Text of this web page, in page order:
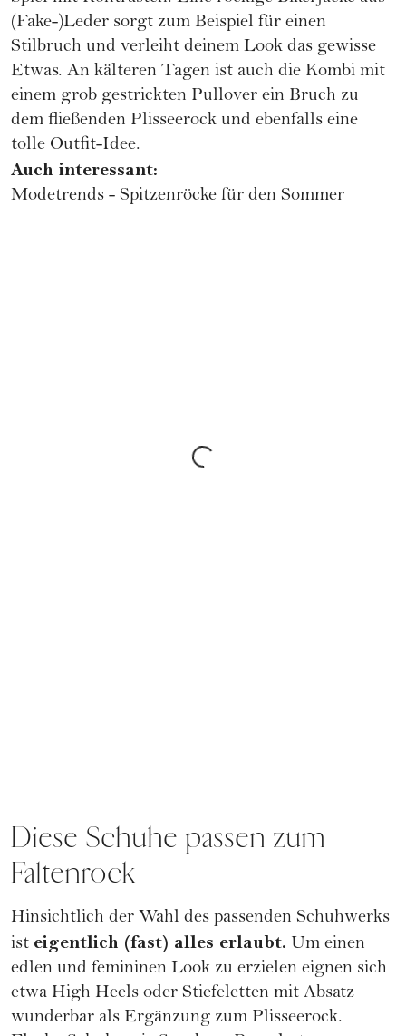
(Fake-)Leder sorgt zum Beispiel für einen
Stilbruch und verleiht deinem Look das gewisse
Etwas. An kälteren Tagen ist auch die Kombi mit
einem grob gestrickten Pullover ein Bruch zu
dem fließenden Plisseerock und ebenfalls eine
tolle Outfit-Idee.
Auch interessant:
Modetrends - Spitzenröcke für den Sommer
Diese Schuhe passen zum
Faltenrock
Hinsichtlich der Wahl des passenden Schuhwerks
ist eigentlich (fast) alles erlaubt. Um einen
edlen und femininen Look zu erzielen eignen sich
etwa High Heels oder Stiefeletten mit Absatz
wunderbar als Ergänzung zum Plisseerock.